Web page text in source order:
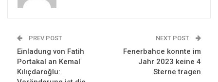
PREV POST
Einladung von Fatih
Portakal an Kemal
Kılıçdaroğlu:
NEXT POST
Fenerbahce konnte im
Jahr 2023 keine 4
Sterne tragen